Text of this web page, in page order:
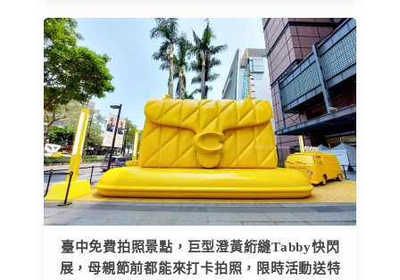
臺中免費拍照景點，巨型澄黃絎縫Tabby快閃
展，母親節前都能來打卡拍照，限時活動送特